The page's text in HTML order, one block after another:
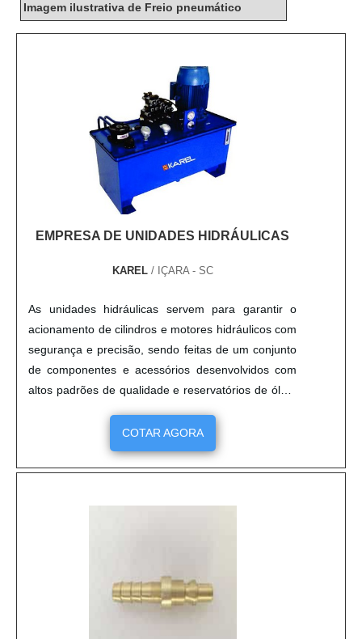
Imagem ilustrativa de Freio pneumático
EMPRESA DE UNIDADES HIDRÁULICAS
KAREL/ IÇARA - SC
As unidades hidráulicas servem para garantir o
acionamento de cilindros e motores hidráulicos com
segurança e precisão, sendo feitas de um conjunto
de componentes e acessórios desenvolvidos com
altos padrões de qualidade e reservatórios de óleo,
que asseguram o funcionamento do sistema. Para
maior qualidade, é preciso contatar uma eficiente
empresa de unidades hidráulicas.mais informações
sobre o serviçoEste serviço é comumente utilizado
fábrica; Preço justo e acessível; Suporte técnico
especializado; Entre outros. Para um serviço da
COTAR AGORA